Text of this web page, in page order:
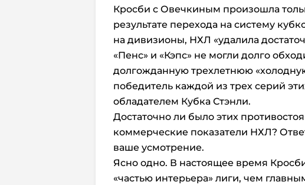
Кросби с Овечкиным произошла
результате перехода на систему
на дивизионы, НХЛ «удалила
«Пенс» и «Кэпс» не могли долго
долгожданную трехлетнюю
победитель каждой из трех серий
обладателем Кубка Стэнли.
Достаточно ли было этих
коммерческие показатели НХЛ?
ваше усмотрение.
Ясно одно. В настоящее время
«частью интерьера» лиги, чем